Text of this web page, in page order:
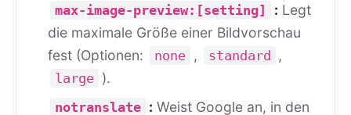
max-image-preview:[setting] : Legt
die maximale Größe einer Bildvorschau
fest (Optionen:
none , standard ,
large ).
notranslate : Weist Google an, in den